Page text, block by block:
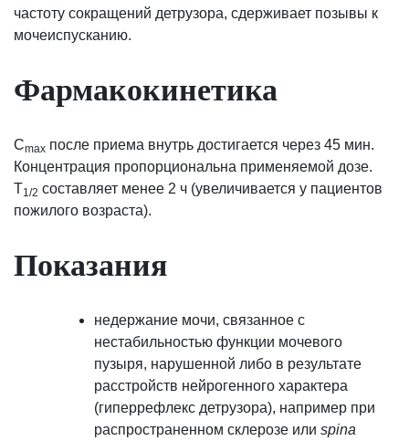
частоту сокращений детрузора, сдерживает позывы к
мочеиспусканию.
Фармакокинетика
Cmax после приема внутрь достигается через 45 мин.
Концентрация пропорциональна применяемой дозе.
T1/2 составляет менее 2 ч (увеличивается у пациентов
пожилого возраста).
Показания
недержание мочи, связанное с
нестабильностью функции мочевого
пузыря, нарушенной либо в результате
расстройств нейрогенного характера
(гиперрефлекс детрузора), например при
распространенном склерозе или spina